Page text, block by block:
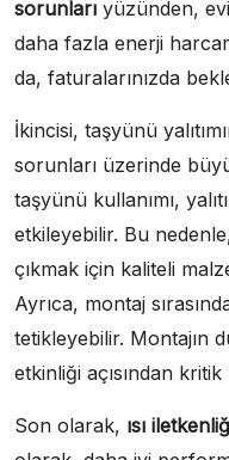
sorunları yüzünden,
daha fazla enerji
da, faturalarınızda
İkincisi, taşyünü
sorunları üzerinde
taşyünü kullanımı,
etkileyebilir. Bu
çıkmak için kaliteli
Ayrıca, montaj
tetikleyebilir. Montajın
etkinliği açısından
Son olarak, ısı